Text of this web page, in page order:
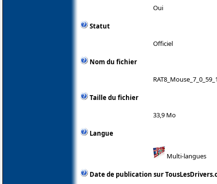
Oui
Statut
Officiel
Nom du fichier
Taille du fichier
33,9 Mo
Langue
Multi-langues
Date de publication sur